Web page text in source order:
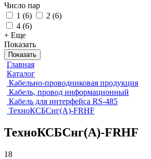
Число пар
1 (6) 2 (6)
4 (6)
+ Еще
Показать
Показать
Главная
Каталог
Кабельно-проводниковая продукция
Кабель, провод информационный
Кабель для интерфейса RS-485
ТехноКСБСнг(А)-FRHF
ТехноКСБСнг(А)-FRHF
18